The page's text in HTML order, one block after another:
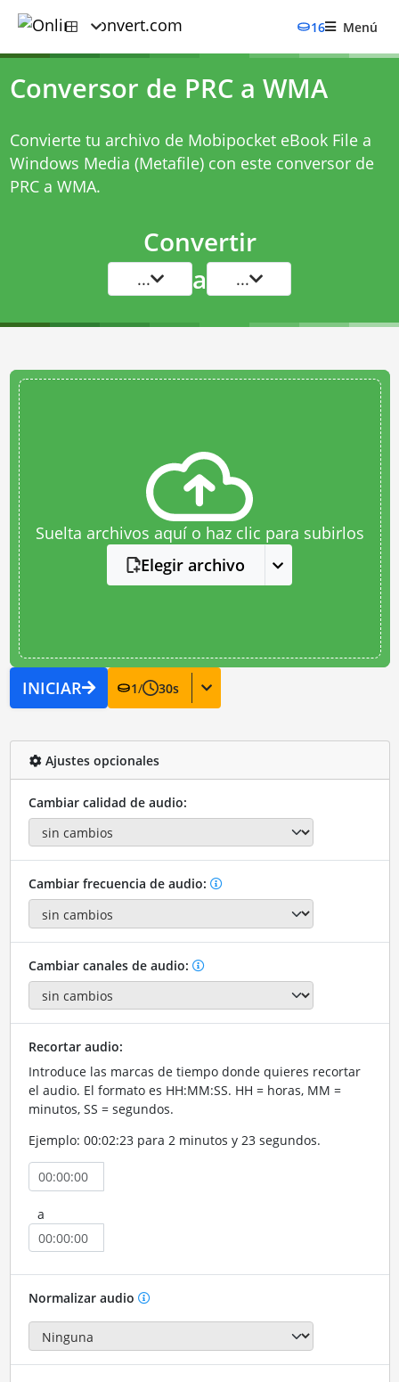
16 Menú
Conversor de PRC a WMA
Convierte tu archivo de Mobipocket eBook File a
Windows Media (Metafile) con este conversor de
PRC a WMA.
Convertir
... a ...
Suelta archivos aquí o haz clic para subirlos
Elegir archivo
INICIAR 1/ 30s
Ajustes opcionales
Cambiar calidad de audio:
Cambiar frecuencia de audio:
Cambiar canales de audio:
Recortar audio:
Introduce las marcas de tiempo donde quieres recortar
el audio. El formato es HH:MM:SS. HH = horas, MM =
minutos, SS = segundos.
Ejemplo: 00:02:23 para 2 minutos y 23 segundos.
a
Normalizar audio